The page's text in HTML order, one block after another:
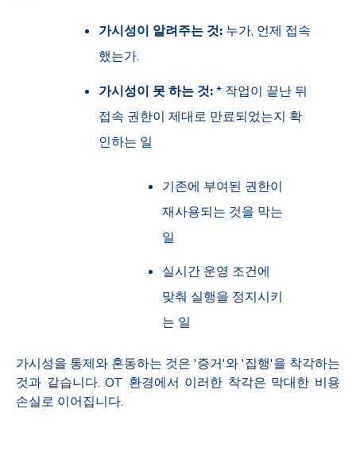
가시성이 알려주는 것: 누가, 언제 접속
했는가.
가시성이 못 하는 것:* 작업이 끝난 뒤
접속 권한이 제대로 만료되었는지 확
인하는 일
기존에 부여된 권한이
재사용되는 것을 막는
일
실시간 운영 조건에
맞춰 실행을 정지시키
는 일
가시성을 통제와 혼동하는 것은 '증거'와 '집행'을 착각하는
것과 같습니다. OT 환경에서 이러한 착각은 막대한 비용
손실로 이어집니다.